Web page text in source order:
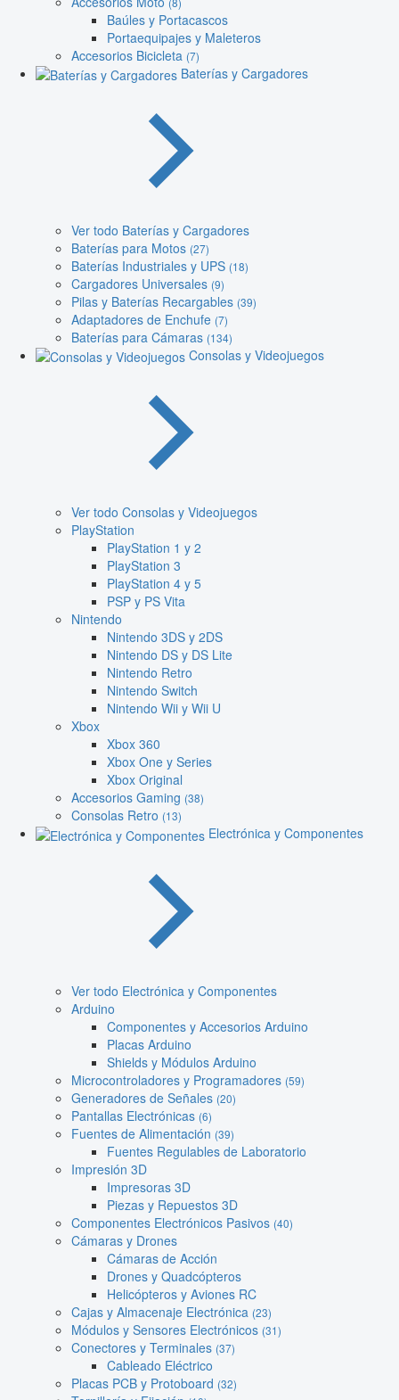
Baúles y Portacascos
Portaequipajes y Maleteros
Accesorios Bicicleta (7)
Baterías y Cargadores
Ver todo Baterías y Cargadores
Baterías para Motos (27)
Baterías Industriales y UPS (18)
Cargadores Universales (9)
Pilas y Baterías Recargables (39)
Adaptadores de Enchufe (7)
Baterías para Cámaras (134)
Consolas y Videojuegos
Ver todo Consolas y Videojuegos
PlayStation
PlayStation 1 y 2
PlayStation 3
PlayStation 4 y 5
PSP y PS Vita
Nintendo
Nintendo 3DS y 2DS
Nintendo DS y DS Lite
Nintendo Retro
Nintendo Switch
Nintendo Wii y Wii U
Xbox
Xbox 360
Xbox One y Series
Xbox Original
Accesorios Gaming (38)
Consolas Retro (13)
Electrónica y Componentes
Ver todo Electrónica y Componentes
Arduino
Componentes y Accesorios Arduino
Placas Arduino
Shields y Módulos Arduino
Microcontroladores y Programadores (59)
Generadores de Señales (20)
Pantallas Electrónicas (6)
Fuentes de Alimentación (39)
Fuentes Regulables de Laboratorio
Impresión 3D
Impresoras 3D
Piezas y Repuestos 3D
Componentes Electrónicos Pasivos (40)
Cámaras y Drones
Cámaras de Acción
Drones y Quadcópteros
Helicópteros y Aviones RC
Cajas y Almacenaje Electrónica (23)
Módulos y Sensores Electrónicos (31)
Conectores y Terminales (37)
Cableado Eléctrico
Placas PCB y Protoboard (32)